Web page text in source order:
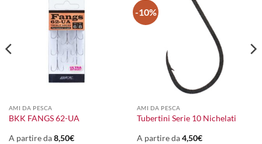
AMI DA PESCA
BKK FANGS 62-UA
A partire da8,50€
-10%
AMI DA PESCA
Tubertini Serie 10 Nichelati
A partire da4,50€